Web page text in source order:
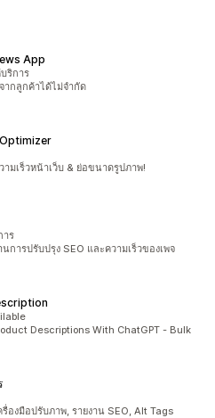
App
ริการ
ากลูกค้าได้ไม่จำกัด
มเร็วหน้าเว็บ & ย่อขนาดรูปภาพ!
าร
การปรับปรุง SEO และความเร็วของเพจ
Descriptions With ChatGPT - Bulk
องมือปรับภาพ, รายงาน SEO, Alt Tags